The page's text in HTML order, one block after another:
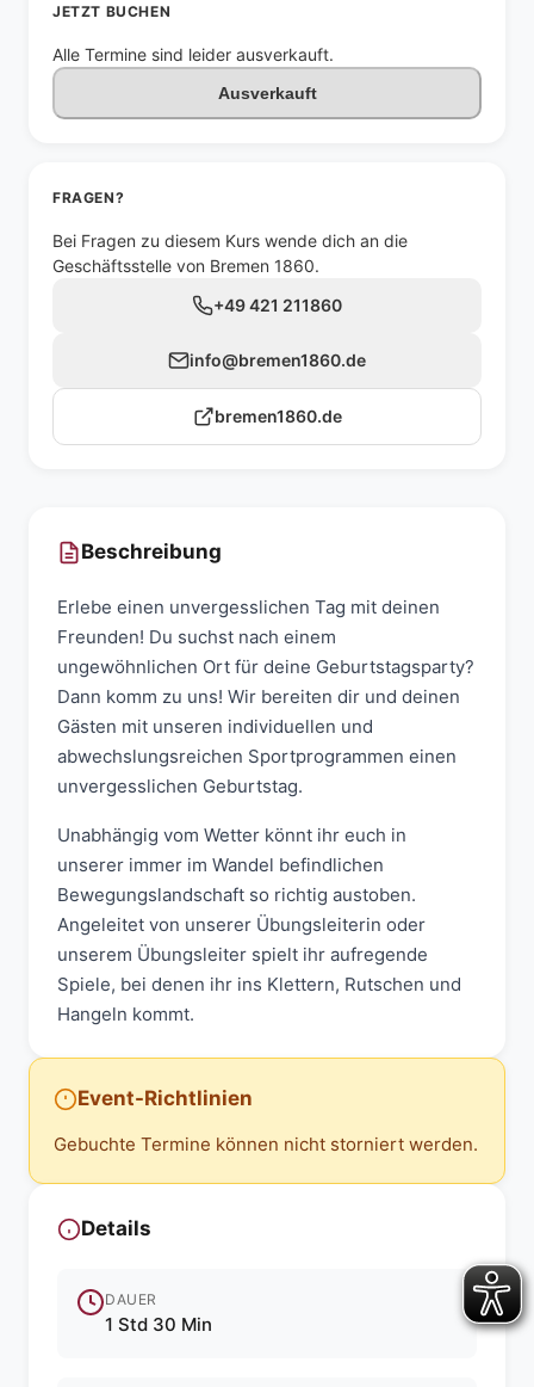
Beschreibung
Erlebe einen unvergesslichen Tag mit deinen
Freunden! Du suchst nach einem
ungewöhnlichen Ort für deine Geburtstagsparty?
Dann komm zu uns! Wir bereiten dir und deinen
Gästen mit unseren individuellen und
abwechslungsreichen Sportprogrammen einen
unvergesslichen Geburtstag.
Unabhängig vom Wetter könnt ihr euch in
unserer immer im Wandel befindlichen
Bewegungslandschaft so richtig austoben.
Angeleitet von unserer Übungsleiterin oder
unserem Übungsleiter spielt ihr aufregende
Spiele, bei denen ihr ins Klettern, Rutschen und
Hangeln kommt.
Event-Richtlinien
Gebuchte Termine können nicht storniert werden.
Details
DAUER
1 Std 30 Min
JETZT BUCHEN
Alle Termine sind leider ausverkauft.
Ausverkauft
FRAGEN?
Bei Fragen zu diesem Kurs wende dich an die
Geschäftsstelle von Bremen 1860.
+49 421 211860
info@bremen1860.de
bremen1860.de